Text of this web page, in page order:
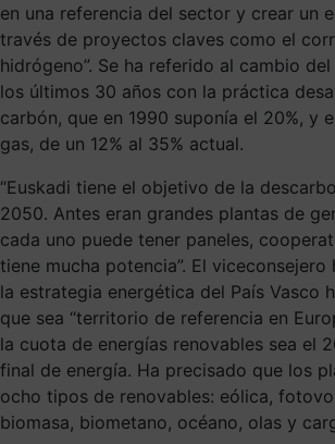
en una referencia del sector y crear un
través de proyectos claves como el
hidrógeno”. Se ha referido al cambio
los últimos 30 años con la práctica
carbón, que en 1990 suponía el 20%, y
gas, de un 12% al 35% actual.
“Euskadi tiene el objetivo de la
2050. Antes eran grandes plantas de
cada uno puede tener paneles,
tiene mucha potencia”. El
la estrategia energética del País Vasco
que sea “territorio de referencia en
la cuota de energías renovables sea el
final de energía. Ha precisado que los
ocho tipos de renovables: eólica,
biomasa, biometano, océano, olas y